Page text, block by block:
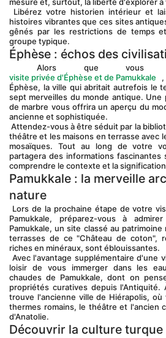
histoires vibrantes que ces sites
gênés par les restrictions de temps
groupe typique.
Éphèse : échos des
Alors que vous
visite privée d'Éphèse et de Pamukkale ,
Éphèse, la ville qui abritait autrefois le
sept merveilles du monde antique. Une
de marbre vous offrira un aperçu du
ancienne et sophistiquée.
Attendez-vous à être séduit par la bibliothèque de Celsus, le grand
théâtre et les maisons en terrasse avec
mosaïques. Tout au long de votre
partagera des informations fascinantes
comprendre le contexte et la
Pamukkale : la merveille
nature
Pamukkale, préparez-vous à
Pamukkale, un site classé au patrimoine
terrasses de ce "Château de coton",
riches en minéraux, sont éblouissantes.
loisir de vous immerger dans les
chaudes de Pamukkale, dont on
propriétés curatives depuis
trouve l'ancienne ville de Hiérapolis,
thermes romains, le théâtre et l'ancien
d'Anatolie.
Découvrir la culture turque